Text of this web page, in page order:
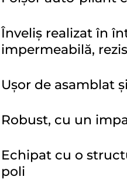
Înveliș realizat în
impermeabilă,
Ușor de asamblat
Robust, cu un
Echipat cu o
poli